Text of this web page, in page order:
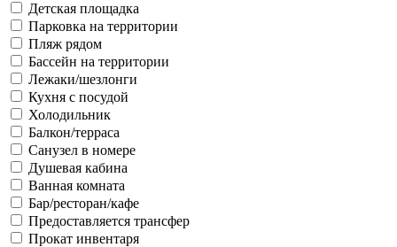
Детская площадка
Парковка на территории
Пляж рядом
Бассейн на территории
Лежаки/шезлонги
Кухня с посудой
Холодильник
Балкон/терраса
Санузел в номере
Душевая кабина
Ванная комната
Бар/ресторан/кафе
Предоставляется трансфер
Прокат инвентаря